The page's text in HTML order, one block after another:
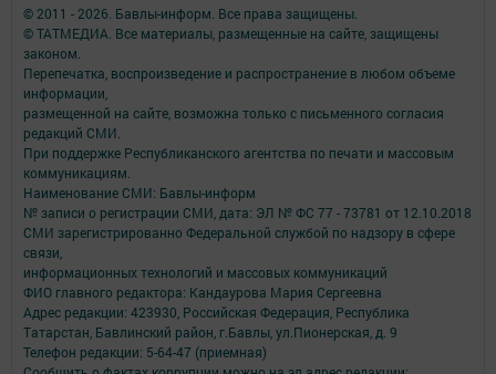
© 2011 - 2026. Бавлы-информ. Все права защищены.
© ТАТМЕДИА. Все материалы, размещенные на сайте, защищены
законом.
Перепечатка, воспроизведение и распространение в любом объеме
информации,
размещенной на сайте, возможна только с письменного согласия
редакций СМИ.
При поддержке Республиканского агентства по печати и массовым
коммуникациям.
Наименование СМИ: Бавлы-информ
№ записи о регистрации СМИ, дата: ЭЛ № ФС 77 - 73781 от 12.10.2018
СМИ зарегистрированно Федеральной службой по надзору в сфере
связи,
информационных технологий и массовых коммуникаций
ФИО главного редактора: Кандаурова Мария Сергеевна
Адрес редакции: 423930, Российская Федерация, Республика
Татарстан, Бавлинский район, г.Бавлы, ул.Пионерская, д. 9
Телефон редакции: 5-64-47 (приемная)